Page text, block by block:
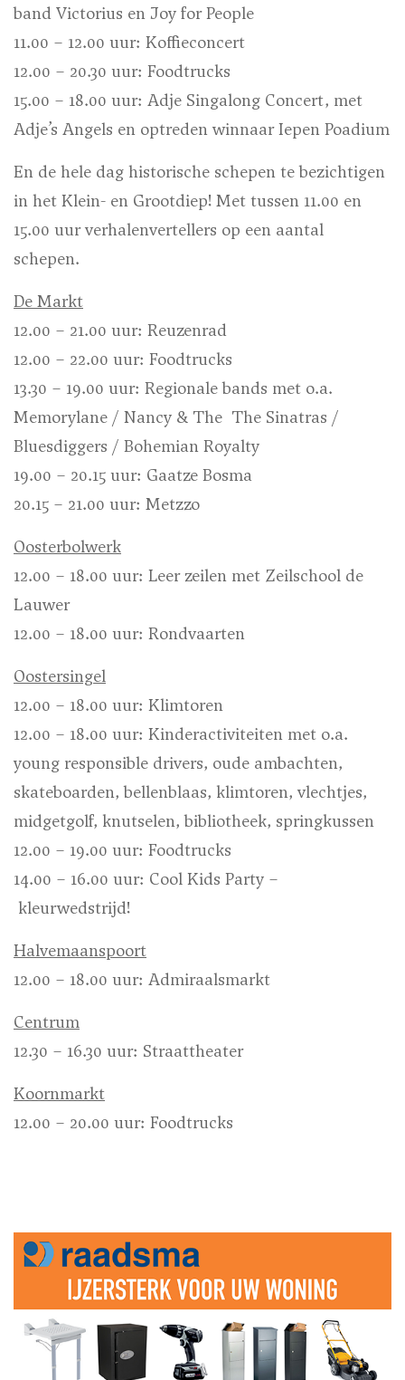
band Victorius en Joy for People
11.00 – 12.00 uur: Koffieconcert
12.00 – 20.30 uur: Foodtrucks
15.00 – 18.00 uur: Adje Singalong Concert, met
Adje’s Angels en optreden winnaar Iepen Poadium
En de hele dag historische schepen te bezichtigen
in het Klein- en Grootdiep! Met tussen 11.00 en
15.00 uur verhalenvertellers op een aantal
schepen.
De Markt
12.00 – 21.00 uur: Reuzenrad
12.00 – 22.00 uur: Foodtrucks
13.30 – 19.00 uur: Regionale bands met o.a.
Memorylane / Nancy & The The Sinatras /
Bluesdiggers / Bohemian Royalty
19.00 – 20.15 uur: Gaatze Bosma
20.15 – 21.00 uur: Metzzo
Oosterbolwerk
12.00 – 18.00 uur: Leer zeilen met Zeilschool de
Lauwer
12.00 – 18.00 uur: Rondvaarten
Oostersingel
12.00 – 18.00 uur: Klimtoren
12.00 – 18.00 uur: Kinderactiviteiten met o.a.
young responsible drivers, oude ambachten,
skateboarden, bellenblaas, klimtoren, vlechtjes,
midgetgolf, knutselen, bibliotheek, springkussen
12.00 – 19.00 uur: Foodtrucks
14.00 – 16.00 uur: Cool Kids Party –
kleurwedstrijd!
Halvemaanspoort
12.00 – 18.00 uur: Admiraalsmarkt
Centrum
12.30 – 16.30 uur: Straattheater
Koornmarkt
12.00 – 20.00 uur: Foodtrucks